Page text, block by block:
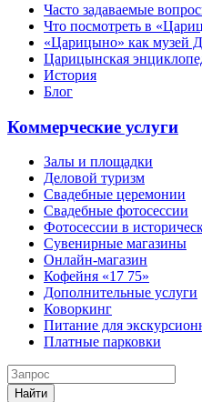
Часто задаваемые
Что посмотреть в
«Царицыно» как музей
Царицынская
История
Блог
Коммерческие услуги
Залы и площадки
Деловой туризм
Свадебные церемонии
Свадебные фотосессии
Фотосессии в
Сувенирные магазины
Онлайн-магазин
Кофейня «17 75»
Дополнительные услуги
Коворкинг
Питание для
Платные парковки
Найти